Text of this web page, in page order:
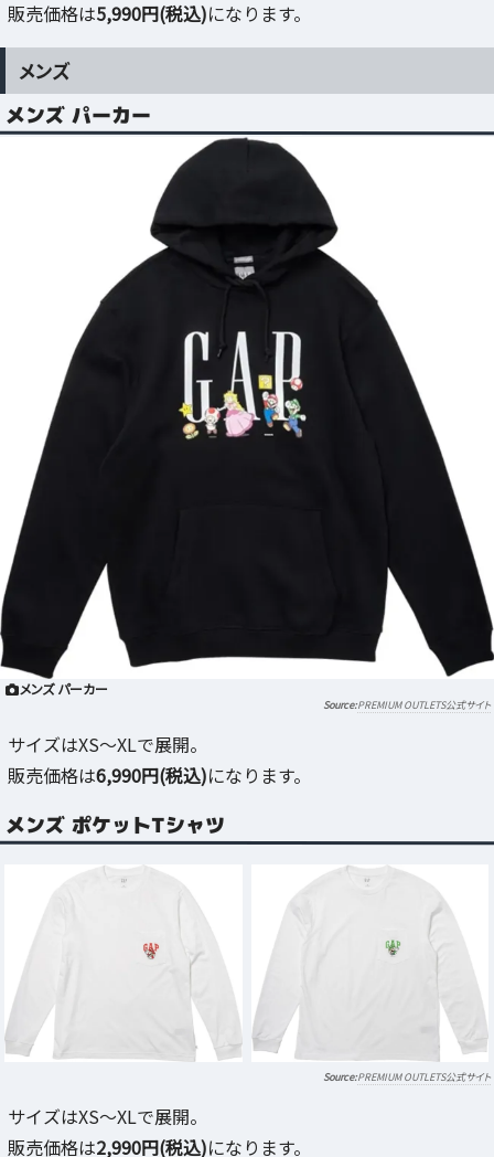
販売価格は5,990円(税込)になります。
メンズ
メンズ パーカー
メンズ パーカー
PREMIUM OUTLETS公式サイト
サイズはXS～XLで展開。
販売価格は6,990円(税込)になります。
メンズ ポケットTシャツ
PREMIUM OUTLETS公式サイト
サイズはXS～XLで展開。
販売価格は2,990円(税込)になります。